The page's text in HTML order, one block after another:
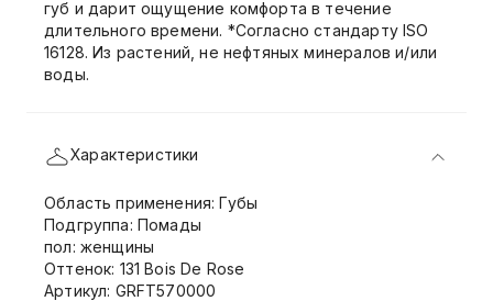
губ и дарит ощущение комфорта в течение
длительного времени. *Согласно стандарту ISO
16128. Из растений, не нефтяных минералов и/или
воды.
Характеристики
Область применения: Губы
Подгруппа: Помады
пол: женщины
Оттенок: 131 Bois De Rose
Артикул: GRFT570000